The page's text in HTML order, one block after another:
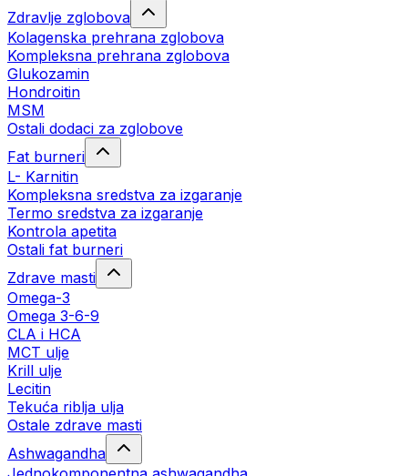
Zdravlje zglobova
Kolagenska prehrana zglobova
Kompleksna prehrana zglobova
Glukozamin
Hondroitin
MSM
Ostali dodaci za zglobove
Fat burneri
L- Karnitin
Kompleksna sredstva za izgaranje
Termo sredstva za izgaranje
Kontrola apetita
Ostali fat burneri
Zdrave masti
Omega-3
Omega 3-6-9
CLA i HCA
MCT ulje
Krill ulje
Lecitin
Tekuća riblja ulja
Ostale zdrave masti
Ashwagandha